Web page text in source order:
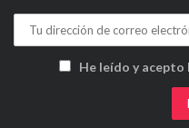
He leído y